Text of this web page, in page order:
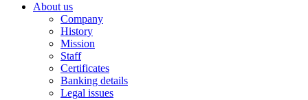
About us
Company
History
Mission
Staff
Certificates
Banking details
Legal issues